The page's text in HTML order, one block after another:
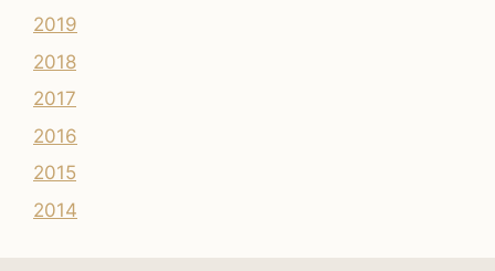
2019
2018
2017
2016
2015
2014